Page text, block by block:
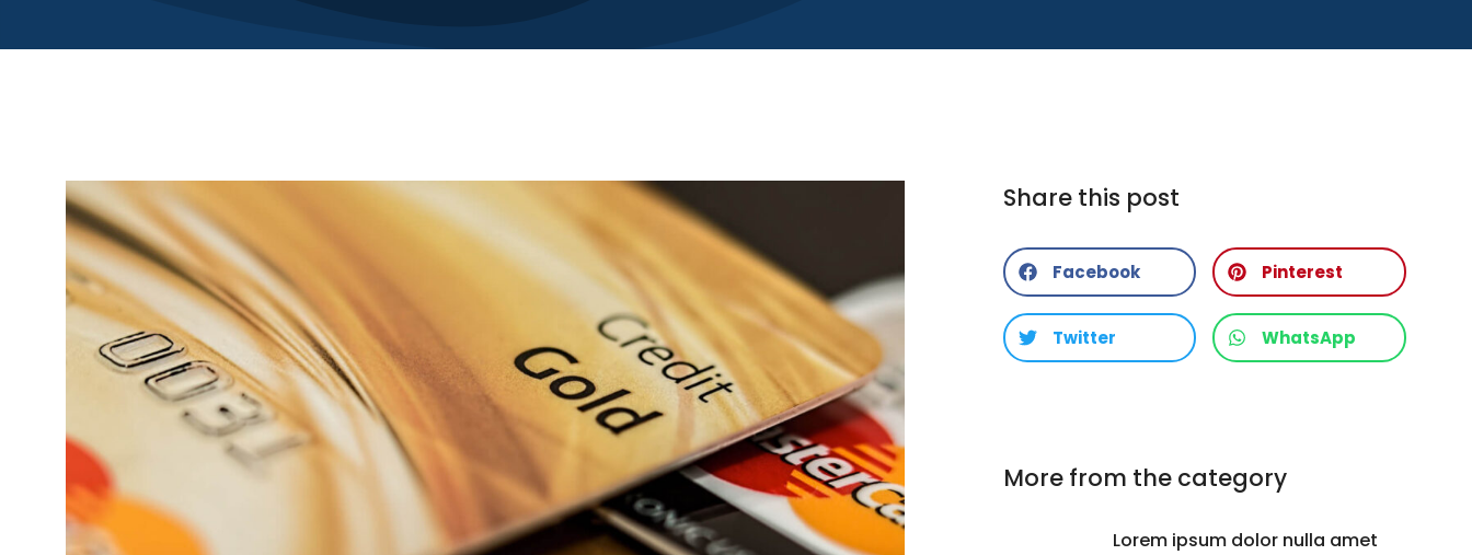
Share this post
Facebook Pinterest
Twitter WhatsApp
More from the category
Lorem ipsum dolor nulla amet